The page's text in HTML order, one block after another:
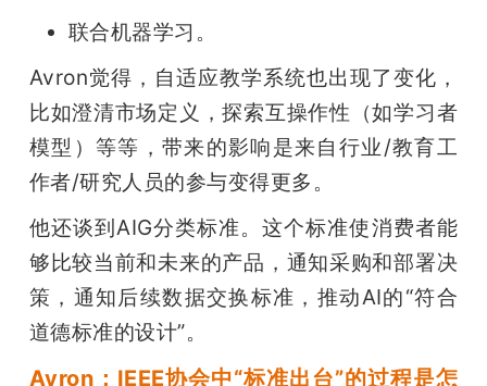
联合机器学习。
Avron觉得，自适应教学系统也出现了变化，
比如澄清市场定义，探索互操作性（如学习者
模型）等等，带来的影响是来自行业/教育工
作者/研究人员的参与变得更多。
他还谈到AIG分类标准。这个标准使消费者能
够比较当前和未来的产品，通知采购和部署决
策，通知后续数据交换标准，推动AI的“符合
道德标准的设计”。
Avron：IEEE协会中“标准出台”的过程是怎